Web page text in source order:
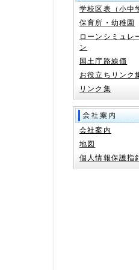
学校区表（小中
保育所・幼稚園
ローンシミュレ
ン
国土庁路線価
お役立ちリンク
リンク集
会社案内
地図
個人情報保護指